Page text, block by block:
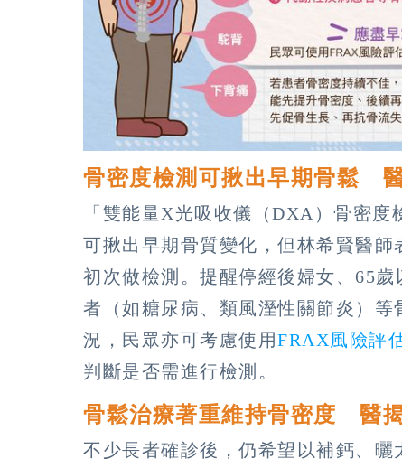
骨密度檢測可揪出早期骨鬆
「雙能量X光吸收儀（DXA）骨密
可揪出早期骨質變化，但林希賢醫
初次做檢測。提醒停經後婦女、65
者（如糖尿病、類風溼性關節炎）
況，民眾亦可考慮使用FRAX風險評
判斷是否需進行檢測。
骨鬆治療著重維持骨密度 醫
不少長者確診後，仍希望以補鈣、